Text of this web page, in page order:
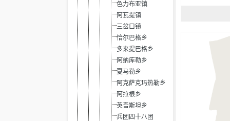
色力布亚镇
阿瓦提镇
三岔口镇
恰尔巴格乡
多来提巴格乡
阿纳库勒乡
夏马勒乡
阿克萨克玛热勒乡
阿拉根乡
英吾斯坦乡
兵团四十八团